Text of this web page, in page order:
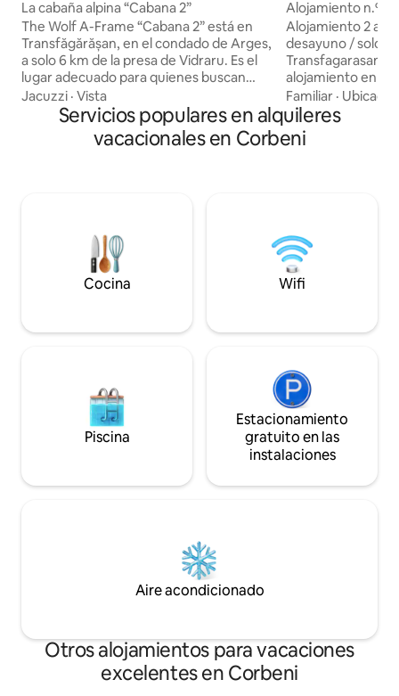
eni
La cabaña alpina “Cabana 2”
The Wolf A-Frame “Cabana 2” está en
Transfăgărășan, en el condado de Arges,
a solo 6 km de la presa de Vidraru. Es el
lugar adecuado para quienes buscan
tranquilidad, aire fresco y una hermosa
vista. La cabaña tiene una cocina
totalmente equipada, Wi-Fi, área de
parrilla, máquina de café espresso,
Stan, senderos de montaña, cascadas y
lugares perfectos para la aventura.
Jacuzzi · Vista
Corbeni
Alojamiento n.º 1
adultos + 2 niños
Alojamiento 2
desayuno / solo
Transfagarasan
alojamiento en
contenedor con
la familia (2
nuestro glamping
piscina al aire
para 2 adultos y 2
Familiar ·
Servicios populares en alquileres
vacacionales en Corbeni
Cocina Wifi
Piscina
Estacionamiento
gratuito en las
instalaciones
Aire acondicionado
Otros alojamientos para vacaciones
excelentes en Corbeni